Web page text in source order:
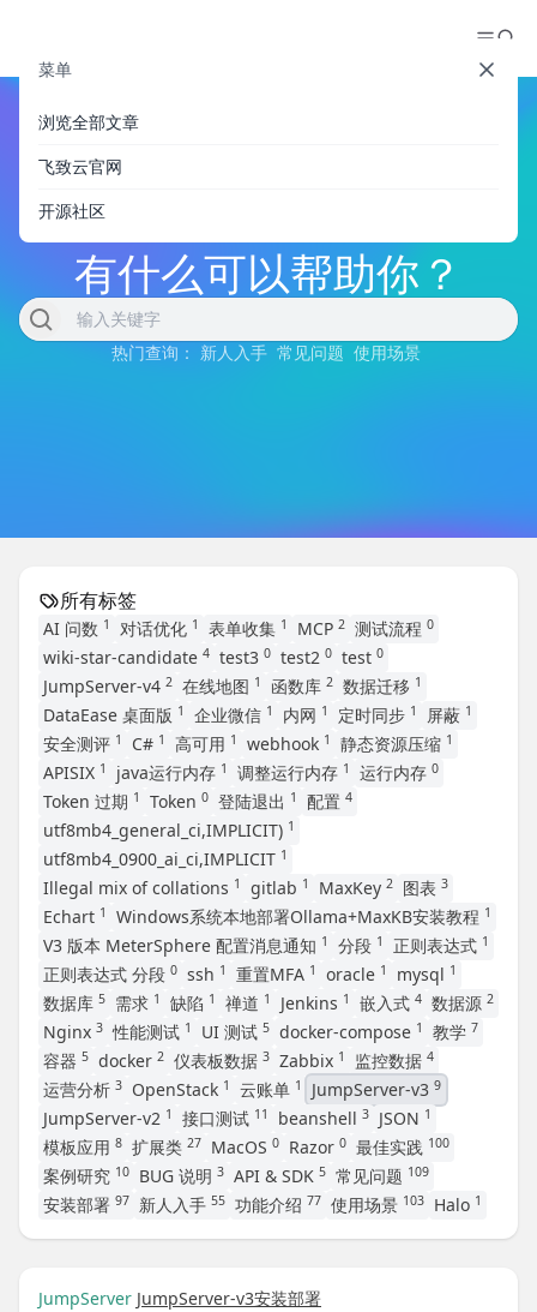
有什么可以帮助你？
热门查询： 新人入手 常见问题 使用场景
菜单
浏览全部文章
飞致云官网
开源社区
所有标签
AI 问数 1 对话优化 1 表单收集 1 MCP 2 测试流程 0
wiki-star-candidate 4 test3 0 test2 0 test 0
JumpServer-v4 2 在线地图 1 函数库 2 数据迁移 1
DataEase 桌面版 1 企业微信 1 内网 1 定时同步 1 屏蔽 1
安全测评 1 C# 1 高可用 1 webhook 1 静态资源压缩 1
APISIX 1 java运行内存 1 调整运行内存 1 运行内存 0
Token 过期 1 Token 0 登陆退出 1 配置 4
utf8mb4_general_ci,IMPLICIT) 1
utf8mb4_0900_ai_ci,IMPLICIT 1
Illegal mix of collations 1 gitlab 1 MaxKey 2 图表 3
Echart 1 Windows系统本地部署Ollama+MaxKB安装教程 1
V3 版本 MeterSphere 配置消息通知 1 分段 1 正则表达式 1
正则表达式 分段 0 ssh 1 重置MFA 1 oracle 1 mysql 1
数据库 5 需求 1 缺陷 1 禅道 1 Jenkins 1 嵌入式 4 数据源 2
Nginx 3 性能测试 1 UI 测试 5 docker-compose 1 教学 7
容器 5 docker 2 仪表板数据 3 Zabbix 1 监控数据 4
运营分析 3 OpenStack 1 云账单 1 JumpServer-v3 9
JumpServer-v2 1 接口测试 11 beanshell 3 JSON 1
模板应用 8 扩展类 27 MacOS 0 Razor 0 最佳实践 100
案例研究 10 BUG 说明 3 API & SDK 5 常见问题 109
安装部署 97 新人入手 55 功能介绍 77 使用场景 103 Halo 1
JumpServer JumpServer-v3安装部署